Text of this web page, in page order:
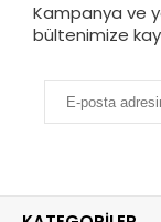
Kampanya ve
bültenimize